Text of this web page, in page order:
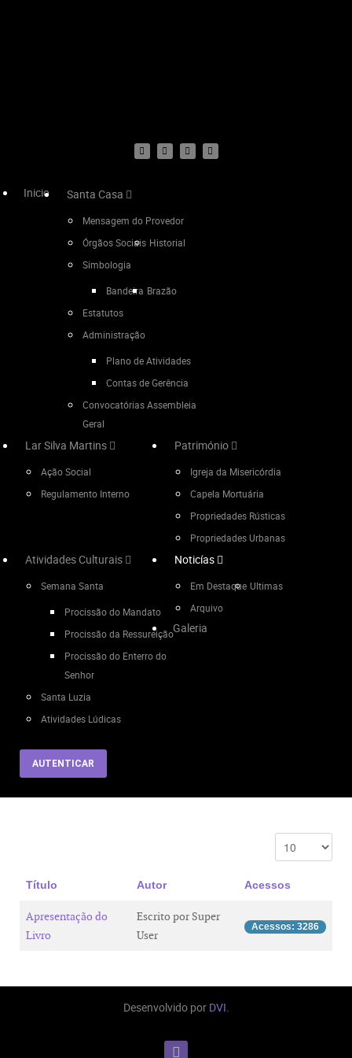
Inicio Santa Casa
Mensagem do Provedor
Órgãos Sociais Historial
Simbologia
Bandeira Brazão
Estatutos
Administração
Plano de Atividades
Contas de Gerência
Convocatórias Assembleia
Geral
Lar Silva Martins
Ação Social
Regulamento Interno
Património
Igreja da Misericórdia
Capela Mortuária
Propriedades Rústicas
Propriedades Urbanas
Atividades Culturais
Semana Santa
Procissão do Mandato
Procissão da Ressureição
Procissão do Enterro do
Senhor
Santa Luzia
Atividades Lúdicas
Noticías
Em Destaque Ultimas
Arquivo
Galeria
AUTENTICAR
Título Autor Acessos
Apresentação do
Livro
Escrito por Super
User
Acessos: 3286
Desenvolvido por DVI.